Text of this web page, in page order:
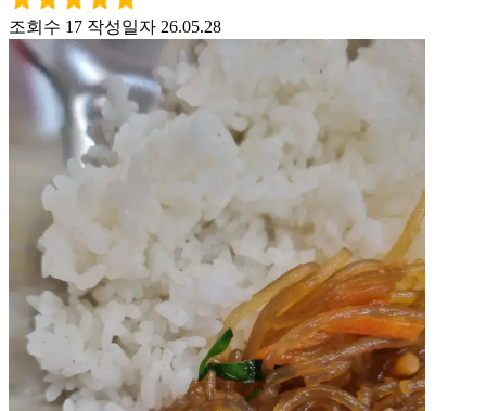
조회수 17 작성일자 26.05.28